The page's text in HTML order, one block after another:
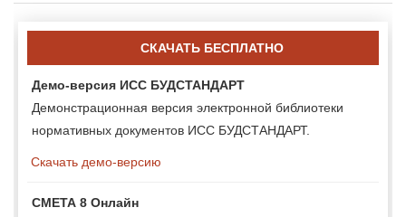
СКАЧАТЬ БЕСПЛАТНО
Демо-версия ИСС БУДСТАНДАРТ
Демонстрационная версия электронной библиотеки
нормативных документов ИСС БУДСТАНДАРТ.
Скачать демо-версию
СМЕТА 8 Онлайн